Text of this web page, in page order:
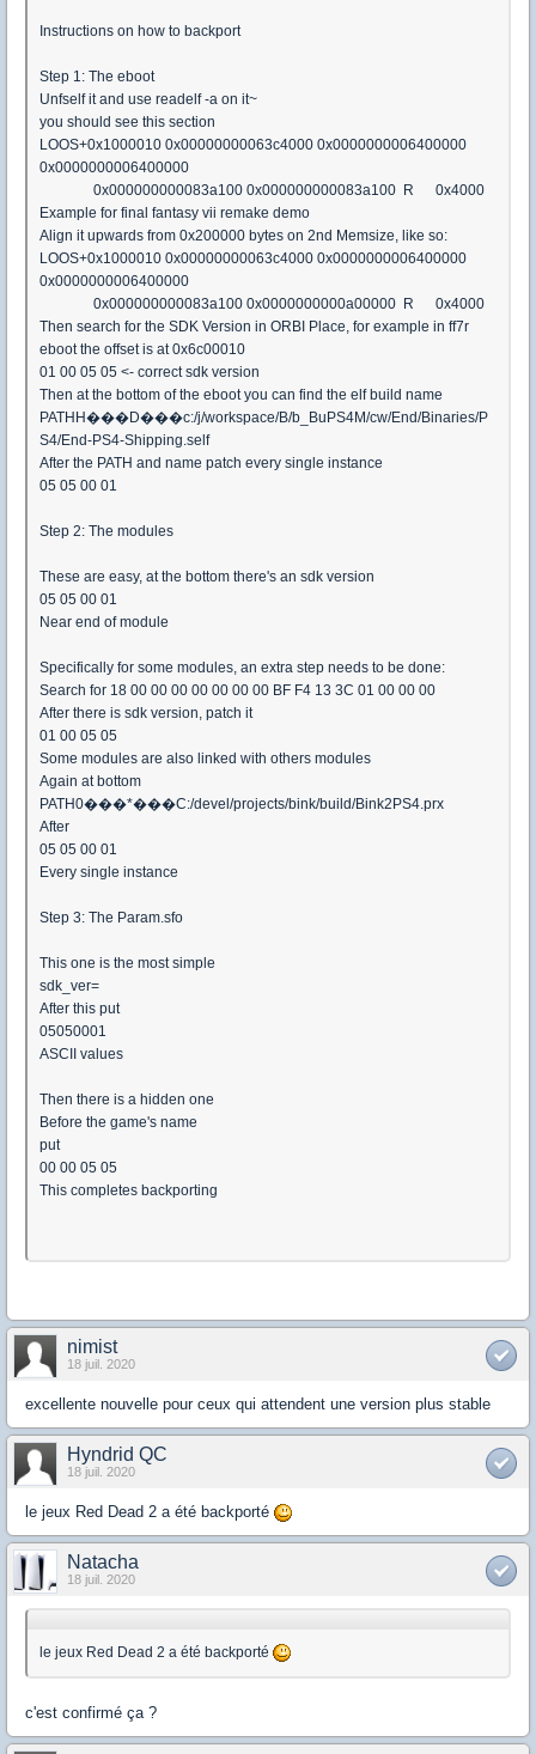
Instructions on how to backport
Step 1: The eboot
Unfself it and use readelf -a on it~
you should see this section
LOOS+0x1000010 0x00000000063c4000 0x0000000006400000
0x0000000006400000
0x000000000083a100 0x000000000083a100 R 0x4000
Example for final fantasy vii remake demo
Align it upwards from 0x200000 bytes on 2nd Memsize, like so:
LOOS+0x1000010 0x00000000063c4000 0x0000000006400000
0x0000000006400000
0x000000000083a100 0x0000000000a00000 R 0x4000
Then search for the SDK Version in ORBI Place, for example in ff7r
eboot the offset is at 0x6c00010
01 00 05 05 <- correct sdk version
Then at the bottom of the eboot you can find the elf build name
PATHH���D���c:/j/workspace/B/b_BuPS4M/cw/End/Binaries/P
S4/End-PS4-Shipping.self
After the PATH and name patch every single instance
05 05 00 01
Step 2: The modules
These are easy, at the bottom there's an sdk version
05 05 00 01
Near end of module
Specifically for some modules, an extra step needs to be done:
Search for 18 00 00 00 00 00 00 00 BF F4 13 3C 01 00 00 00
After there is sdk version, patch it
01 00 05 05
Some modules are also linked with others modules
Again at bottom
PATH0���*���C:/devel/projects/bink/build/Bink2PS4.prx
After
05 05 00 01
Every single instance
Step 3: The Param.sfo
This one is the most simple
sdk_ver=
After this put
05050001
ASCII values
Then there is a hidden one
Before the game's name
put
00 00 05 05
This completes backporting
nimist
18 juil. 2020
excellente nouvelle pour ceux qui attendent une version plus stable
Hyndrid QC
18 juil. 2020
le jeux Red Dead 2 a été backporté
Natacha
18 juil. 2020
le jeux Red Dead 2 a été backporté
c'est confirmé ça ?